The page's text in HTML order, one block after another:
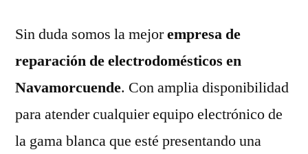
Sin duda somos la mejorempresa de
reparación de electrodomésticos en
Navamorcuende. Con amplia disponibilidad
para atender cualquier equipo electrónico de
la gama blanca que esté presentando una